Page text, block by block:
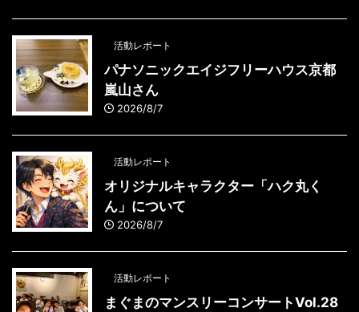
活動レポート
パナソニックエイジフリーハウス京都
嵐山さん
2026/8/7
活動レポート
オリジナルキャラクター「ハク丸く
ん」について
2026/8/7
活動レポート
まぐまのマンスリーコンサートVol.28